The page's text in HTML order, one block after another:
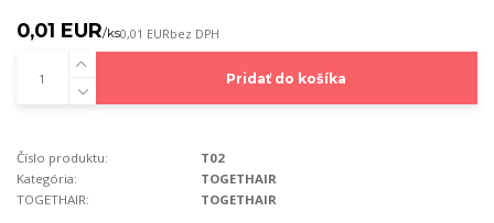
0,01 EUR/ks0,01 EURbez DPH
Pridať do košíka
Číslo produktu:
T02
Kategória:
TOGETHAIR
TOGETHAIR:
TOGETHAIR